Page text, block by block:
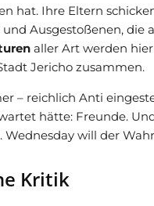
hat. Ihre Eltern
Ausgestoßenen, die
aller Art werden
Jericho zusammen.
– reichlich Anti
hätte: Freunde.
Wednesday will der
Kritik